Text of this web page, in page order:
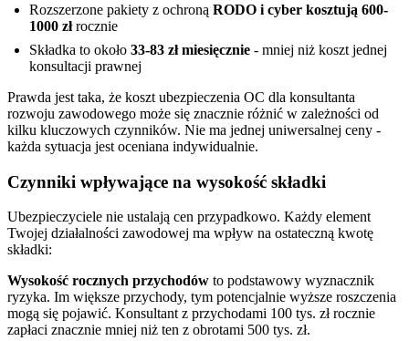
Rozszerzone pakiety z ochroną RODO i cyber kosztują 600-
1000 złrocznie
Składka to około 33-83 zł miesięcznie - mniej niż koszt jednej
konsultacji prawnej
Prawda jest taka, że koszt ubezpieczenia OC dla konsultanta
rozwoju zawodowego może się znacznie różnić w zależności od
kilku kluczowych czynników. Nie ma jednej uniwersalnej ceny -
każda sytuacja jest oceniana indywidualnie.
Czynniki wpływające na wysokość składki
Ubezpieczyciele nie ustalają cen przypadkowo. Każdy element
Twojej działalności zawodowej ma wpływ na ostateczną kwotę
składki:
Wysokość rocznych przychodów to podstawowy wyznacznik
ryzyka. Im większe przychody, tym potencjalnie wyższe roszczenia
mogą się pojawić. Konsultant z przychodami 100 tys. zł rocznie
zapłaci znacznie mniej niż ten z obrotami 500 tys. zł.